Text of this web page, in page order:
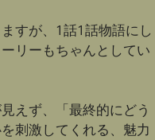
すが、1話1話物語にし
リーもちゃんとしてい
えず、「最終的にどう
刺激してくれる、魅力